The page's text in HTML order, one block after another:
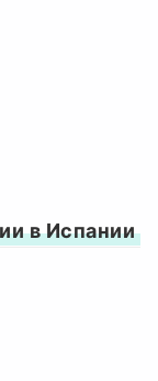
в Испании